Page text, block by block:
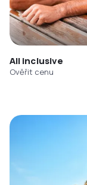
All inclusive
Ověřit cenu